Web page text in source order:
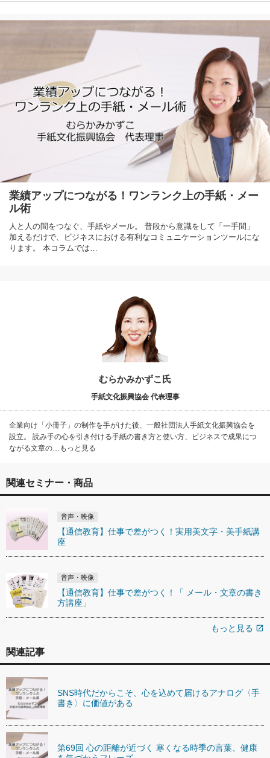
業績アップにつながる！ワンランク上の手紙・メー
ル術
人と人の間をつなぐ、手紙やメール。 普段から意識をして「一手間」
加えるだけで、ビジネスにおける有利なコミュニケーションツールにな
ります。 本コラムでは…
むらかみかずこ氏
手紙文化振興協会 代表理事
企業向け「小冊子」の制作を手がけた後、一般社団法人手紙文化振興協会を
設立。 読み手の心を引き付ける手紙の書き方と使い方、ビジネスで成果につ
ながる文章の…もっと見る
関連セミナー・商品
音声・映像
【通信教育】仕事で差がつく！実用美文字・美手紙講
座
音声・映像
【通信教育】仕事で差がつく！「 メール・文章の書き
方講座」
もっと見る open_in_new
関連記事
SNS時代だからこそ、心を込めて届けるアナログ〈手
書き〉に価値がある
第69回 心の距離が近づく 寒くなる時季の言葉、健康